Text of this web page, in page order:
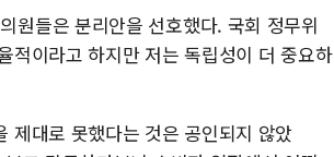
원들은 분리안을 선호했다. 국회 정무위
적이라고 하지만 저는 독립성이 더 중요하
제대로 못했다는 것은 공인되지 않았